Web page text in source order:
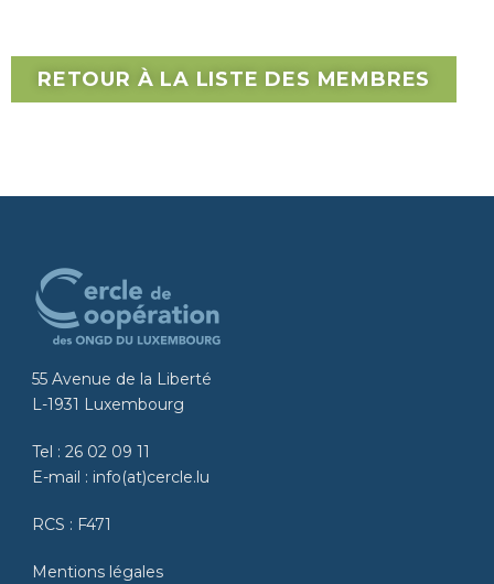
RETOUR À LA LISTE DES MEMBRES
55 Avenue de la Liberté
L-1931 Luxembourg
Tel : 26 02 09 11
E-mail : info(at)cercle.lu
RCS : F471
Mentions légales